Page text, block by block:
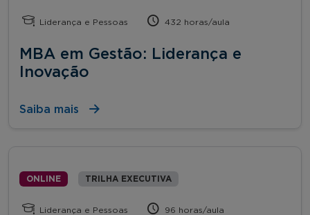
Liderança e Pessoas 432 horas/aula
MBA em Gestão: Liderança e
Inovação
Saiba mais
ONLINE TRILHA EXECUTIVA
Liderança e Pessoas 96 horas/aula